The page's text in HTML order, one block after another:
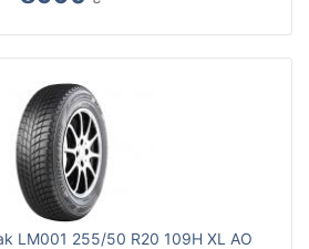
LM001 255/50 R20 109H XL AO